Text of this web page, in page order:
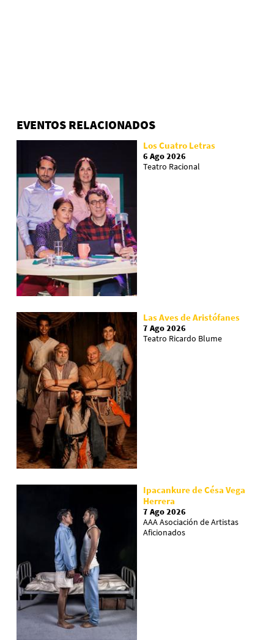
EVENTOS RELACIONADOS
Los Cuatro Letras
6 Ago 2026
Teatro Racional
Las Aves de Aristófanes
7 Ago 2026
Teatro Ricardo Blume
Ipacankure de Césa Vega
Herrera
7 Ago 2026
AAA Asociación de Artistas
Aficionados